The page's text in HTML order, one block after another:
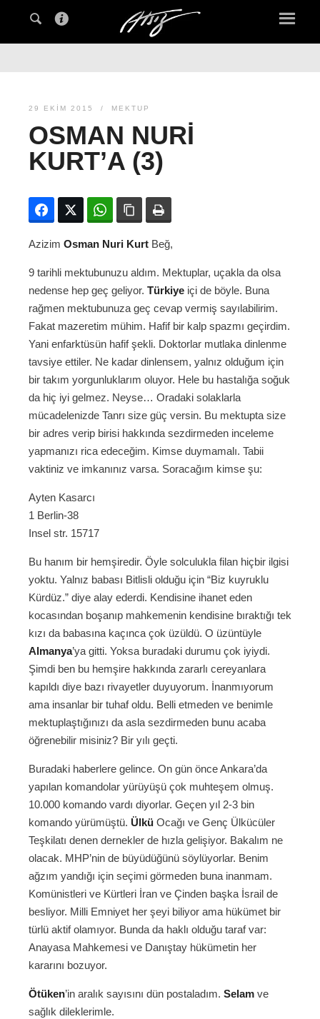
29 EKIM 2015 MEKTUP
OSMAN NURI
KURT’A (3)
FacebookTwitter WhatsAppBağlanıyı kopyala
Azizim Osman Nuri Kurt Beğ,
9 tarihli mektubunuzu aldım. Mektuplar, uçakla da olsa
nedense hep geç geliyor. Türkiye içi de böyle. Buna
rağmen mektubunuza geç cevap vermiş sayılabilirim.
Fakat mazeretim mühim. Hafif bir kalp spazmı geçirdim.
Yani enfarktüsün hafif şekli. Doktorlar mutlaka dinlenme
tavsiye ettiler. Ne kadar dinlensem, yalnız olduğum için
bir takım yorgunluklarım oluyor. Hele bu hastalığa soğuk
da hiç iyi gelmez. Neyse… Oradaki solaklarla
mücadelenizde Tanrı size güç versin. Bu mektupta size
bir adres verip birisi hakkında sezdirmeden inceleme
yapmanızı rica edeceğim. Kimse duymamalı. Tabii
vaktiniz ve imkanınız varsa. Soracağım kimse şu:
Ayten Kasarcı
1 Berlin-38
Insel str. 15717
Bu hanım bir hemşiredir. Öyle solculukla filan hiçbir ilgisi
yoktu. Yalnız babası Bitlisli olduğu için “Biz kuyruklu
Kürdüz.” diye alay ederdi. Kendisine ihanet eden
kocasından boşanıp mahkemenin kendisine bıraktığı tek
kızı da babasına kaçınca çok üzüldü. O üzüntüyle
Almanya’ya gitti. Yoksa buradaki durumu çok iyiydi.
Şimdi ben bu hemşire hakkında zararlı cereyanlara
kapıldı diye bazı rivayetler duyuyorum. İnanmıyorum
ama insanlar bir tuhaf oldu. Belli etmeden ve benimle
mektuplaştığınızı da asla sezdirmeden bunu acaba
öğrenebilir misiniz? Bir yılı geçti.
Buradaki haberlere gelince. On gün önce Ankara’da
yapılan komandolar yürüyüşü çok muhteşem olmuş.
10.000 komando vardı diyorlar. Geçen yıl 2-3 bin
komando yürümüştü. Ülkü Ocağı ve Genç Ülkücüler
Teşkilatı denen dernekler de hızla gelişiyor. Bakalım ne
olacak. MHP’nin de büyüdüğünü söylüyorlar. Benim
ağzım yandığı için seçimi görmeden buna inanmam.
Komünistleri ve Kürtleri İran ve Çinden başka İsrail de
besliyor. Milli Emniyet her şeyi biliyor ama hükümet bir
türlü aktif olamıyor. Bunda da haklı olduğu taraf var:
Anayasa Mahkemesi ve Danıştay hükümetin her
kararını bozuyor.
Ötüken’in aralık sayısını dün postaladım. Selam ve
sağlık dileklerimle.